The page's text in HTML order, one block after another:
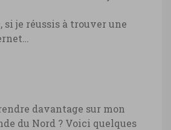
si je réussis à trouver une
davantage sur mon
du Nord ? Voici quelques